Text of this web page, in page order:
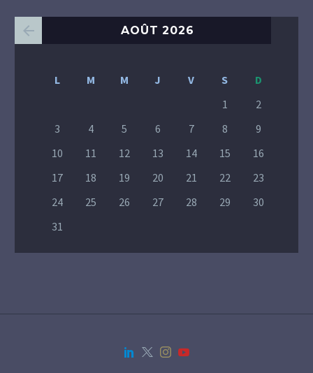
AOÛT 2026
L M M J V S
D
1
2
3
4 5 6 7 8
9
10
11 12 13 14 15
16
17
18 19 20 21 22
23
24
25 26 27 28 29
30
31